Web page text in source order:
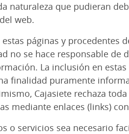
naturaleza que pudieran
web.
páginas y procedentes
no se hace responsable de
La inclusión en
finalidad puramente
Cajasiete rechaza
mediante enlaces (links)
o servicios sea necesario